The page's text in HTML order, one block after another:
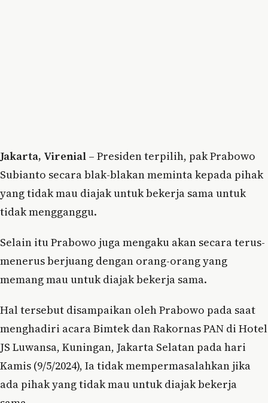
Jakarta, Virenial – Presiden terpilih, pak Prabowo
Subianto secara blak-blakan meminta kepada pihak
yang tidak mau diajak untuk bekerja sama untuk
tidak mengganggu.
Selain itu Prabowo juga mengaku akan secara terus-
menerus berjuang dengan orang-orang yang
memang mau untuk diajak bekerja sama.
Hal tersebut disampaikan oleh Prabowo pada saat
menghadiri acara Bimtek dan Rakornas PAN di Hotel
JS Luwansa, Kuningan, Jakarta Selatan pada hari
Kamis (9/5/2024), Ia tidak mempermasalahkan jika
ada pihak yang tidak mau untuk diajak bekerja